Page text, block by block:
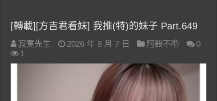
[轉載][方吉君看妹] 我推(特)的妹子 Part.649
寂寞先生 2026 年 8 月 7 日 阿殺不嚕
0
1